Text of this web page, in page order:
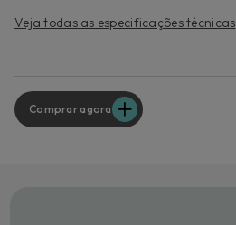
Veja todas as especificações técnicas
Comprar agora